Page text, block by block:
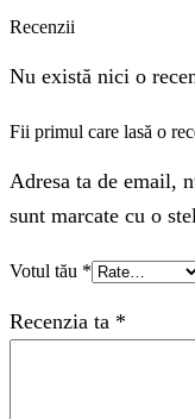
Recenzii
Nu există nici o
Fii primul care lasă o
Adresa ta de email,
sunt marcate cu o
Votul tău *
Recenzia ta *